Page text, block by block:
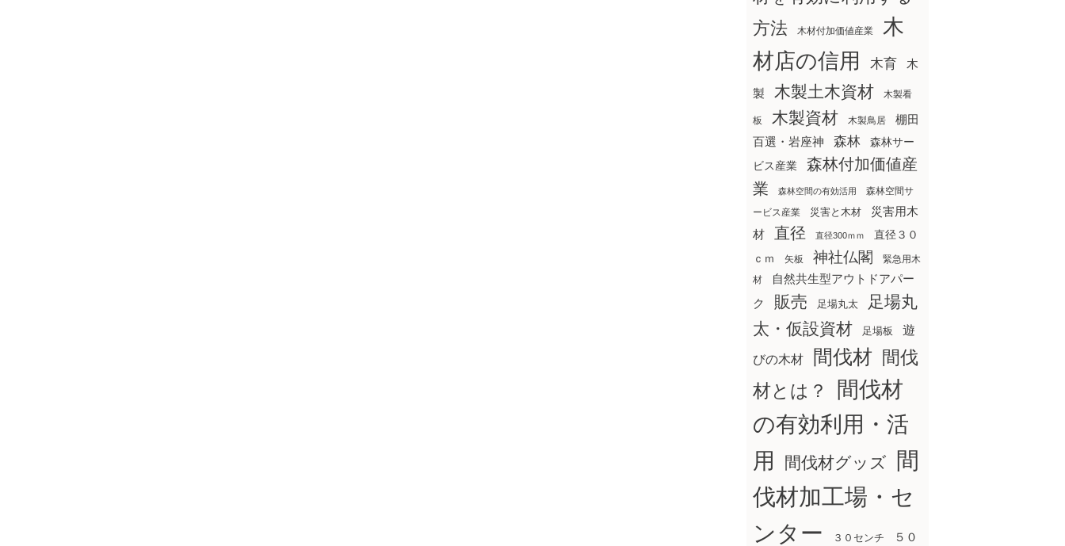
方法
木材付加価値産業
木
材店の信用
木育 木
製 木製土木資材 木製看
板 木製資材 木製鳥居
棚田
百選・岩座神
森林
森林サー
ビス産業
森林付加価値産
業
森林空間の有効活用
森林空間サ
ービス産業
災害と木材
災害用木
材
直径 直径300ｍｍ
直径３０
ｃｍ
矢板 神社仏閣
緊急用木
材
自然共生型アウトドアパー
ク
販売 足場丸太
足場丸
太・仮設資材
足場板 遊
びの木材 間伐材 間伐
材とは？
間伐材
の有効利用・活
用
間伐材グッズ
間
伐材加工場・セ
ンター
３０センチ ５０